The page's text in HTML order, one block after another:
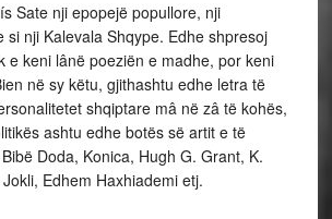
Sate nji epopejë popullore, nji
si nji Kalevala Shqype. Edhe shpresoj
e keni lânë poeziën e madhe, por keni
në sy këtu, gjithashtu edhe letra të
shqiptare mâ në zâ të kohës,
ashtu edhe botës së artit e të
Doda, Konica, Hugh G. Grant, K.
Edhem Haxhiademi etj.